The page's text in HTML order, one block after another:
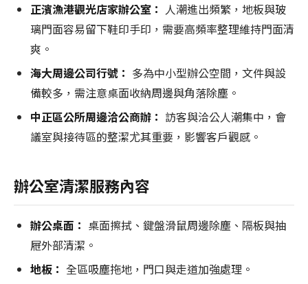
正濱漁港觀光店家辦公室： 人潮進出頻繁，地板與玻
璃門面容易留下鞋印手印，需要高頻率整理維持門面清
爽。
海大周邊公司行號： 多為中小型辦公空間，文件與設
備較多，需注意桌面收納周邊與角落除塵。
中正區公所周邊洽公商辦： 訪客與洽公人潮集中，會
議室與接待區的整潔尤其重要，影響客戶觀感。
辦公室清潔服務內容
辦公桌面： 桌面擦拭、鍵盤滑鼠周邊除塵、隔板與抽
屜外部清潔。
地板： 全區吸塵拖地，門口與走道加強處理。